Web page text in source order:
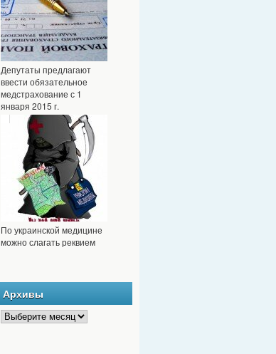
Депутаты предлагают
ввести обязательное
медстрахование с 1
января 2015 г.
По украинской медицине
можно слагать реквием
Архивы